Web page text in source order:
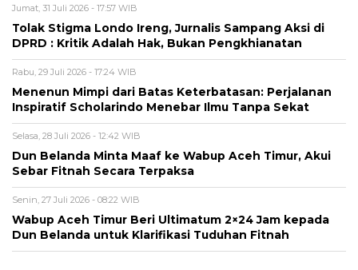
Jumat, 31 Juli 2026 - 17:57 WIB
Tolak Stigma Londo Ireng, Jurnalis Sampang Aksi di
DPRD : Kritik Adalah Hak, Bukan Pengkhianatan
Rabu, 29 Juli 2026 - 17:24 WIB
Menenun Mimpi dari Batas Keterbatasan: Perjalanan
Inspiratif Scholarindo Menebar Ilmu Tanpa Sekat
Selasa, 28 Juli 2026 - 12:42 WIB
Dun Belanda Minta Maaf ke Wabup Aceh Timur, Akui
Sebar Fitnah Secara Terpaksa
Senin, 27 Juli 2026 - 08:22 WIB
Wabup Aceh Timur Beri Ultimatum 2×24 Jam kepada
Dun Belanda untuk Klarifikasi Tuduhan Fitnah